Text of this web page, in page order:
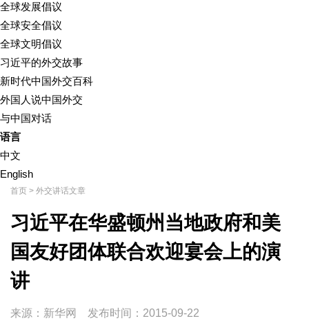
全球发展倡议
全球安全倡议
全球文明倡议
习近平的外交故事
新时代中国外交百科
外国人说中国外交
与中国对话
语言
中文
English
首页 > 外交讲话文章
习近平在华盛顿州当地政府和美
国友好团体联合欢迎宴会上的演
讲
来源：新华网 发布时间： 2015-09-22